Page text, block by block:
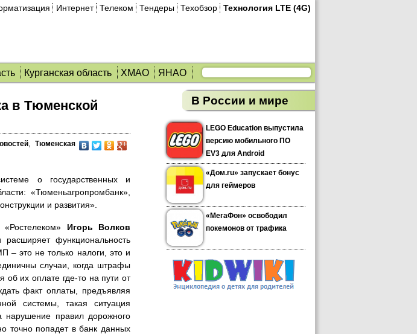
Интернет Телеком Тендеры Техобзор Технология LTE (4G)
Курганская область ХМАО ЯНАО
в Тюменской
,Тюменская
о государственных и
«Тюменьагропромбанк»,
и развития».
Игорь Волков
функциональность
– это не только налоги, это и
случаи, когда штрафы
об их оплате где-то на пути от
факт оплаты, предъявляя
системы, такая ситуация
правил дорожного
точно попадет в банк данных
В России и мире
LEGO Education выпустила
версию мобильного ПО
EV3 для Android
«Дом.ru» запускает бонус
для геймеров
«МегаФон» освободил
покемонов от трафика